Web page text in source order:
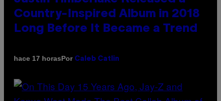
Country-Inspired Album in 2018
Long Before It Became a Trend
hace 17 horasPor Caleb Catlin